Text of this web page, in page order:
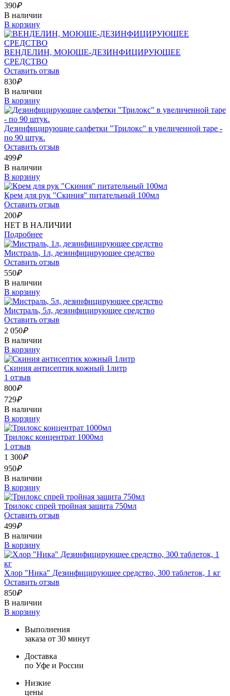
390₽
В наличии
В корзину
ВЕНДЕЛИН, МОЮЩЕ-ДЕЗИНФИЦИРУЮЩЕЕ
СРЕДСТВО
Оставить отзыв
830₽
В наличии
В корзину
Дезинфицирующие салфетки "Трилокс" в увеличенной таре -
по 90 штук.
Оставить отзыв
499₽
В наличии
В корзину
Крем для рук "Скиния" питательный 100мл
Оставить отзыв
200₽
НЕТ В НАЛИЧИИ
Подробнее
Мистраль, 1л, дезинфицирующее средство
Оставить отзыв
550₽
В наличии
В корзину
Мистраль, 5л, дезинфицирующее средство
Оставить отзыв
2 050₽
В наличии
В корзину
Скиния антисептик кожный 1литр
1 отзыв
800₽
729₽
В наличии
В корзину
Трилокс концентрат 1000мл
1 отзыв
1 300₽
950₽
В наличии
В корзину
Трилокс спрей тройная защита 750мл
Оставить отзыв
499₽
В наличии
В корзину
Хлор "Ника" Дезинфицирующее средство, 300 таблеток, 1 кг
Оставить отзыв
850₽
В наличии
В корзину
Выполнения
заказа от 30 минут
Доставка
по Уфе и России
Низкие
цены